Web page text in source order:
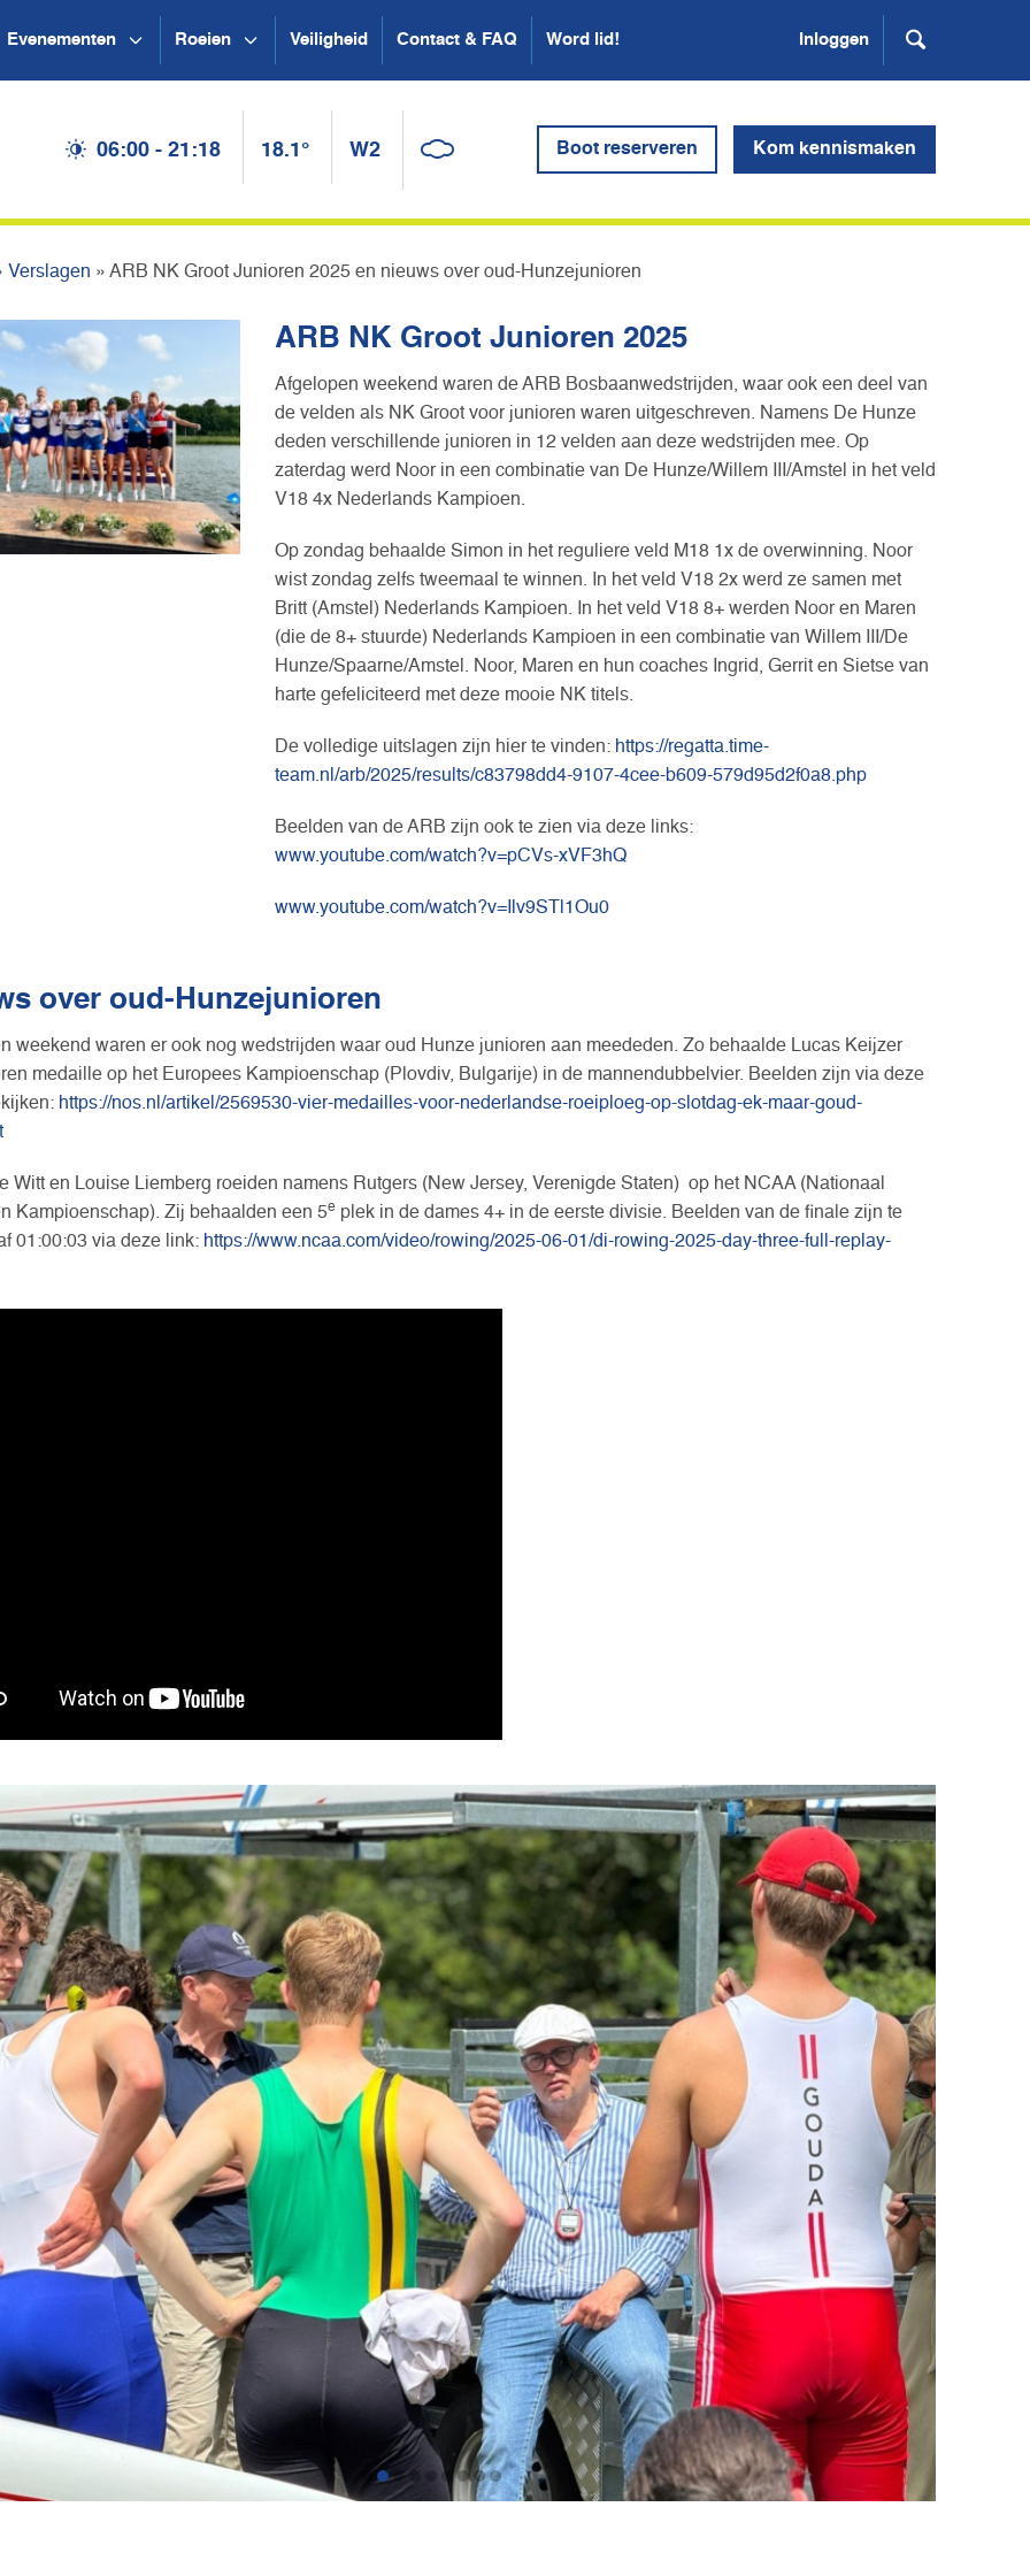
Evenementen Roeien Veiligheid Contact & FAQ Word lid! Inloggen
06:00 - 21:18 18.1° W2 Boot reserveren Kom kennismaken
Verslagen » ARB NK Groot Junioren 2025 en nieuws over oud-Hunzejunioren
ARB NK Groot Junioren 2025
Afgelopen weekend waren de ARB Bosbaanwedstrijden, waar ook een deel van
de velden als NK Groot voor junioren waren uitgeschreven. Namens De Hunze
deden verschillende junioren in 12 velden aan deze wedstrijden mee. Op
zaterdag werd Noor in een combinatie van De Hunze/Willem III/Amstel in het veld
V18 4x Nederlands Kampioen.
Op zondag behaalde Simon in het reguliere veld M18 1x de overwinning. Noor
wist zondag zelfs tweemaal te winnen. In het veld V18 2x werd ze samen met
Britt (Amstel) Nederlands Kampioen. In het veld V18 8+ werden Noor en Maren
(die de 8+ stuurde) Nederlands Kampioen in een combinatie van Willem III/De
Hunze/Spaarne/Amstel. Noor, Maren en hun coaches Ingrid, Gerrit en Sietse van
harte gefeliciteerd met deze mooie NK titels.
De volledige uitslagen zijn hier te vinden: https://regatta.time-
team.nl/arb/2025/results/c83798dd4-9107-4cee-b609-579d95d2f0a8.php
Beelden van de ARB zijn ook te zien via deze links:
www.youtube.com/watch?v=pCVs-xVF3hQ
www.youtube.com/watch?v=Ilv9STl1Ou0
over oud-Hunzejunioren
weekend waren er ook nog wedstrijden waar oud Hunze junioren aan meededen. Zo behaalde Lucas Keijzer
medaille op het Europees Kampioenschap (Plovdiv, Bulgarije) in de mannendubbelvier. Beelden zijn via deze
https://nos.nl/artikel/2569530-vier-medailles-voor-nederlandse-roeiploeg-op-slotdag-ek-maar-goud-
Witt en Louise Liemberg roeiden namens Rutgers (New Jersey, Verenigde Staten) op het NCAA (Nationaal
Kampioenschap). Zij behaalden een 5eplek in de dames 4+ in de eerste divisie. Beelden van de finale zijn te
01:00:03 via deze link: https://www.ncaa.com/video/rowing/2025-06-01/di-rowing-2025-day-three-full-replay-